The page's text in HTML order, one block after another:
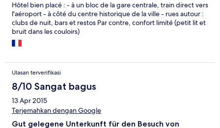
Hôtel bien placé : - à un bloc de la gare centrale, train direct vers
l'aéroport - à côté du centre historique de la ville - rues autour :
clubs de nuit, bars et restos Par contre, confort limité (petit lit et
bruit dans les couloirs)
Ulasan terverifikasi
8/10 Sangat bagus
13 Apr 2015
Terjemahkan dengan Google
Gut gelegene Unterkunft für den Besuch von